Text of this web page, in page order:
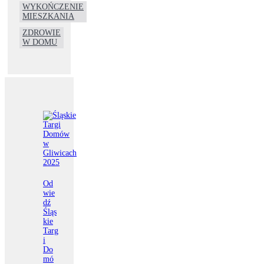
WYKOŃCZENIE
MIESZKANIA
ZDROWIE
W DOMU
Od
wie
dź
Śląs
kie
Targ
i
Do
mó